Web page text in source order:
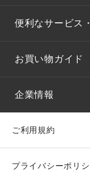
便利なサービス
お買い物ガイド
企業情報
ご利用規約
プライバシーポリ